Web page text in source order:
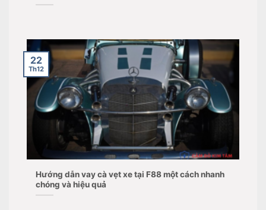
Hướng dẫn vay cà vẹt xe tại F88 một cách nhanh
chóng và hiệu quả
22
Th12